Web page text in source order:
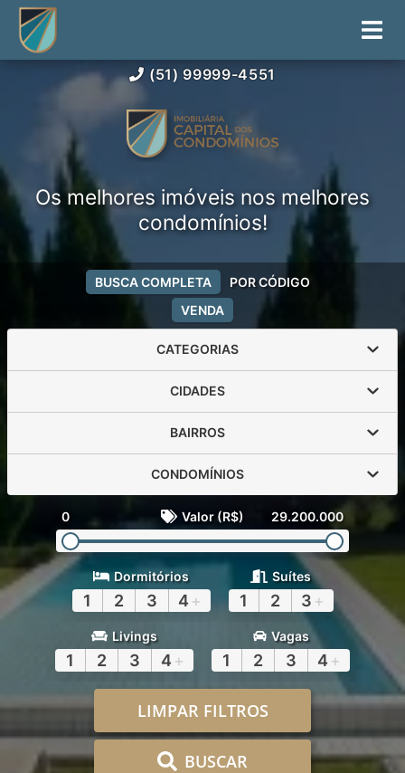
(51) 99999-4551
Os melhores imóveis nos melhores
condomínios!
VENDA
BUSCA COMPLETA POR CÓDIGO
CATEGORIAS
CIDADES
BAIRROS
CONDOMÍNIOS
0 Valor (R$) 29.200.000
Dormitórios
1 2 3 4 +
Suítes
1 2 3 +
Livings
1 2 3 4 +
Vagas
1 2 3 4 +
LIMPAR FILTROS
BUSCAR